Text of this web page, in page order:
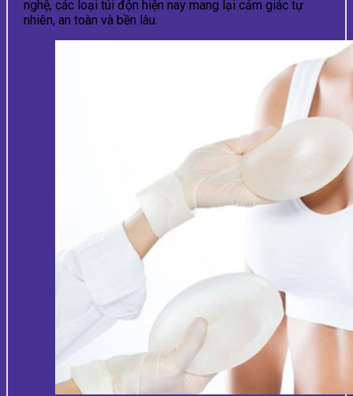
nghệ, các loại túi độn hiện nay mang lại cảm giác tự
nhiên, an toàn và bền lâu.